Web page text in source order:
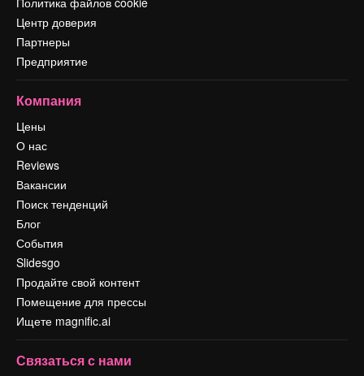
Центр доверия
Партнеры
Предприятие
Компания
Цены
О нас
Reviews
Вакансии
Поиск тенденций
Блог
События
Slidesgo
Продайте свой контент
Помещение для прессы
Ищете magnific.ai
Связаться с нами